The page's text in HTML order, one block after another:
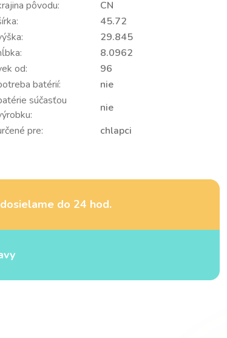
pôvodu:
CN
45.72
29.845
8.0962
od:
96
batérií:
nie
súčasťou
nie
pre:
chlapci
do 24 hod.